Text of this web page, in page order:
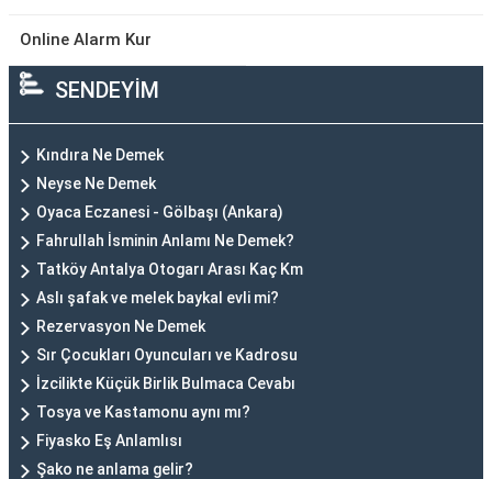
Online Alarm Kur
SENDEYİM
Kındıra Ne Demek
Neyse Ne Demek
Oyaca Eczanesi - Gölbaşı (Ankara)
Fahrullah İsminin Anlamı Ne Demek?
Tatköy Antalya Otogarı Arası Kaç Km
Aslı şafak ve melek baykal evli mi?
Rezervasyon Ne Demek
Sır Çocukları Oyuncuları ve Kadrosu
İzcilikte Küçük Birlik Bulmaca Cevabı
Tosya ve Kastamonu aynı mı?
Fiyasko Eş Anlamlısı
Şako ne anlama gelir?